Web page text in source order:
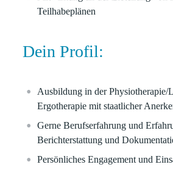
Teilhabeplänen
Dein Profil:
Ausbildung in der Physiotherapie/
Ergotherapie mit staatlicher
Gerne Berufserfahrung und
Berichterstattung und
Persönliches Engagement und